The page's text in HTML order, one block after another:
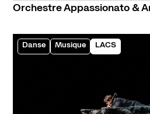
Orchestre Appassionato &
Danse Musique LACS